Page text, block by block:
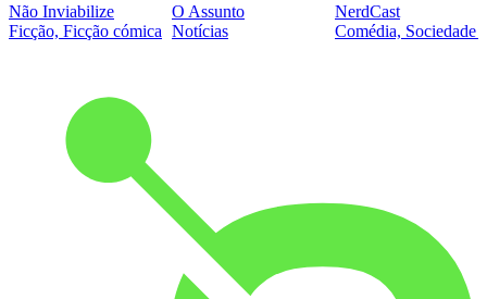
Não Inviabilize
Ficção, Ficção cómica
O Assunto
Notícias
NerdCast
Comédia, Sociedade